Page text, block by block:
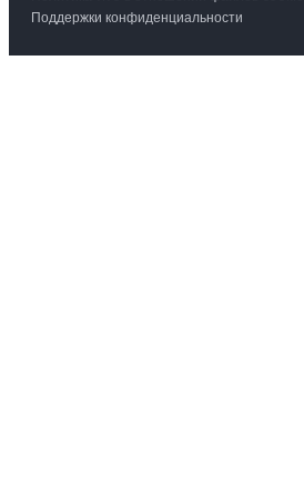
Поддержки конфиденциальности